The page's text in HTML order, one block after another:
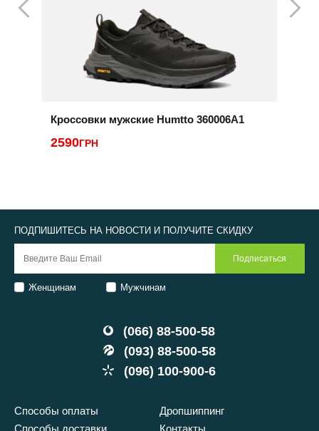
Кроссовки мужские Humtto 360006A1
2590ГРН
(066) 88-500-58
(093) 88-500-58
(096) 100-900-6
Способы оплаты
Способы доставки
Дропшиппинг
Контакты
ПОДПИШИТЕСЬ НА НОВОСТИ И ПОЛУЧИТЕ СКИДКУ
Женщинам Мужчинам